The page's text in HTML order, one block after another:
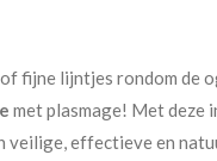
fijne lijntjes rondom de
met plasmage! Met deze
veilige, effectieve en